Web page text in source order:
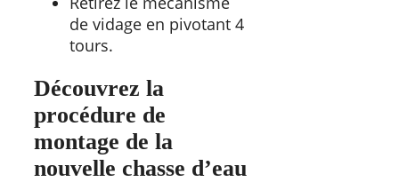
de vidage en pivotant 4
tours.
Découvrez la
procédure de
montage de la
nouvelle chasse d’eau